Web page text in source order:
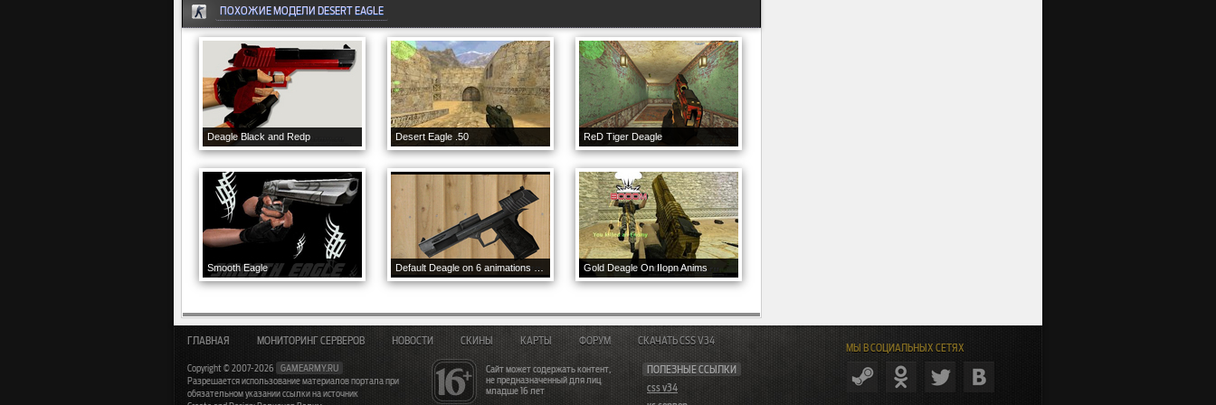
ПОХОЖИЕ МОДЕЛИ DESERT EAGLE
Deagle Black and Redp Desert Eagle .50 ReD Tiger Deagle
Smooth Eagle Gold Deagle On IIopn Anims
МЫ В СОЦИАЛЬНЫХ СЕТЯХ
Сайт может содержать контент,
не предназначенный для лиц
младше 16 лет
ПОЛЕЗНЫЕ ССЫЛКИ
css v34
ГЛАВНАЯ МОНИТОРИНГ СЕРВЕРОВ НОВОСТИ СКИНЫ КАРТЫ ФОРУМ СКАЧАТЬ CSS V34
Copyright © 2007-2026
GAMEARMY.RU
Разрешается использование материалов портала при
обязательном указании ссылки на источник